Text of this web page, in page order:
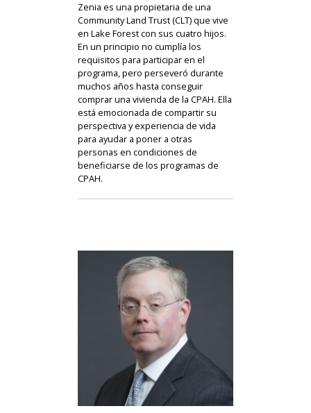
Zenia es una propietaria de una
Community Land Trust (CLT) que vive
en Lake Forest con sus cuatro hijos.
En un principio no cumplía los
requisitos para participar en el
programa, pero perseveró durante
muchos años hasta conseguir
comprar una vivienda de la CPAH. Ella
está emocionada de compartir su
perspectiva y experiencia de vida
para ayudar a poner a otras
personas en condiciones de
beneficiarse de los programas de
CPAH.